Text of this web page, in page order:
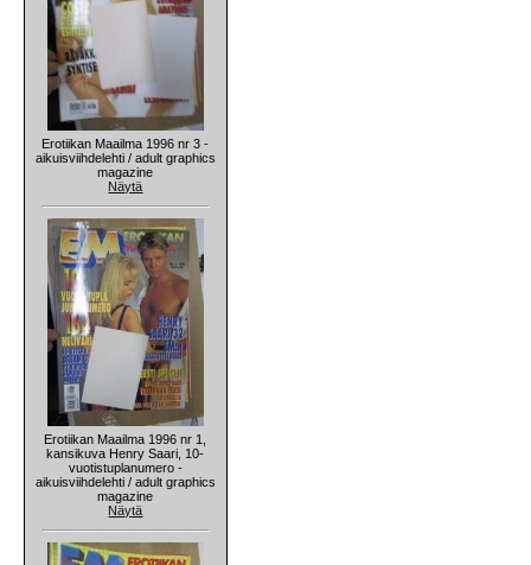
Erotiikan Maailma 1996 nr 3 -
aikuisviihdelehti / adult graphics
magazine
Näytä
Erotiikan Maailma 1996 nr 1,
kansikuva Henry Saari, 10-
vuotistuplanumero -
aikuisviihdelehti / adult graphics
magazine
Näytä